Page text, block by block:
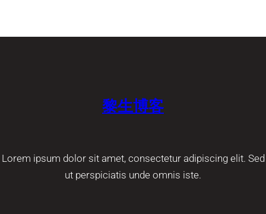
黎生博客
Lorem ipsum dolor sit amet, consectetur adipiscing elit. Sed
ut perspiciatis unde omnis iste.